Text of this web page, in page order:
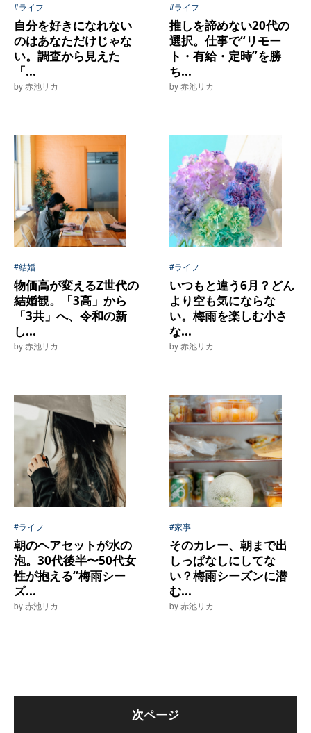
#ライフ
自分を好きになれない
のはあなただけじゃな
い。調査から見えた
「...
by 赤池リカ
#ライフ
推しを諦めない20代の
選択。仕事で“リモー
ト・有給・定時”を勝
ち...
by 赤池リカ
#結婚
物価高が変えるZ世代の
結婚観。「3高」から
「3共」へ、令和の新
し...
by 赤池リカ
#ライフ
いつもと違う6月？どん
より空も気にならな
い。梅雨を楽しむ小さ
な...
by 赤池リカ
#ライフ
朝のヘアセットが水の
泡。30代後半〜50代女
性が抱える“梅雨シー
ズ...
by 赤池リカ
#家事
そのカレー、朝まで出
しっぱなしにしてな
い？梅雨シーズンに潜
む...
by 赤池リカ
次ページ